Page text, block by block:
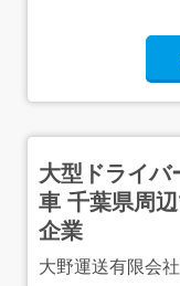
大型ドライバ
車 千葉県周
企業
大野運送有限会社